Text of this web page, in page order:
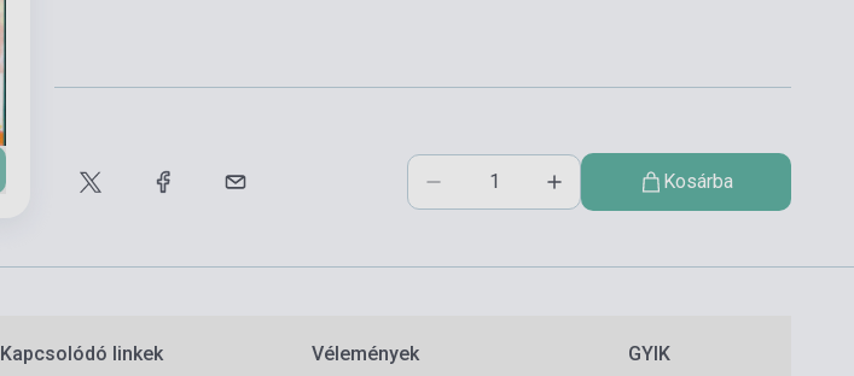
Kosárba
Kapcsolódó linkek Vélemények GYIK